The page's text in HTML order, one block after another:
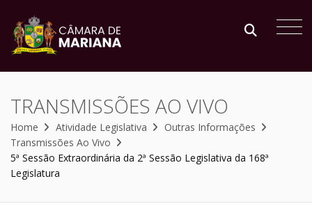
TRANSMISSÕES AO VIVO
Home Atividade Legislativa
Outras Informações
Transmissões Ao Vivo
5ª Sessão Extraordinária da 2ª Sessão Legislativa da 168ª
Legislatura